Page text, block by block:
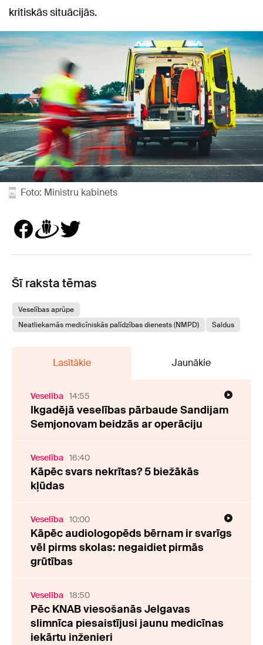
kritiskās situācijās.
Foto: Ministru kabinets
Šī raksta tēmas
Veselības aprūpe
Neatliekamās medicīniskās palīdzības dienests (NMPD)
Saldus
Lasītākie Jaunākie
Veselība 14:55
Ikgadējā veselības pārbaude Sandijam
Semjonovam beidzās ar operāciju
Veselība 16:40
Kāpēc svars nekrītas? 5 biežākās
kļūdas
Veselība 10:00
Kāpēc audiologopēds bērnam ir svarīgs
vēl pirms skolas: negaidiet pirmās
grūtības
Veselība 18:50
Pēc KNAB viesošanās Jelgavas
slimnīca piesaistījusi jaunu medicīnas
iekārtu inženieri